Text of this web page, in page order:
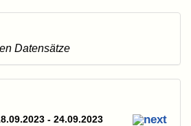
Datensätze
- 24.09.2023